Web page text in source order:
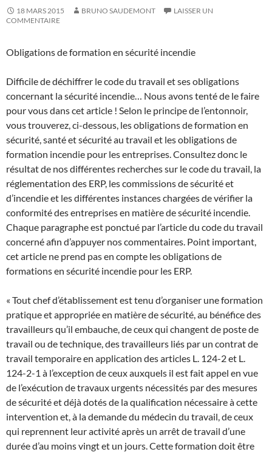
18 MARS 2015 BRUNO SAUDEMONT
LAISSER UN
COMMENTAIRE
Obligations de formation en sécurité incendie
Difficile de déchiffrer le code du travail et ses obligations
concernant la sécurité incendie… Nous avons tenté de le faire
pour vous dans cet article ! Selon le principe de l’entonnoir,
vous trouverez, ci-dessous, les obligations de formation en
sécurité, santé et sécurité au travail et les obligations de
formation incendie pour les entreprises. Consultez donc le
résultat de nos différentes recherches sur le code du travail, la
réglementation des ERP, les commissions de sécurité et
d’incendie et les différentes instances chargées de vérifier la
conformité des entreprises en matière de sécurité incendie.
Chaque paragraphe est ponctué par l’article du code du travail
concerné afin d’appuyer nos commentaires. Point important,
cet article ne prend pas en compte les obligations de
formations en sécurité incendie pour les ERP.
« Tout chef d’établissement est tenu d’organiser une formation
pratique et appropriée en matière de sécurité, au bénéfice des
travailleurs qu’il embauche, de ceux qui changent de poste de
travail ou de technique, des travailleurs liés par un contrat de
travail temporaire en application des articles L. 124-2 et L.
124-2-1 à l’exception de ceux auxquels il est fait appel en vue
de l’exécution de travaux urgents nécessités par des mesures
de sécurité et déjà dotés de la qualification nécessaire à cette
intervention et, à la demande du médecin du travail, de ceux
qui reprennent leur activité après un arrêt de travail d’une
durée d’au moins vingt et un jours. Cette formation doit être